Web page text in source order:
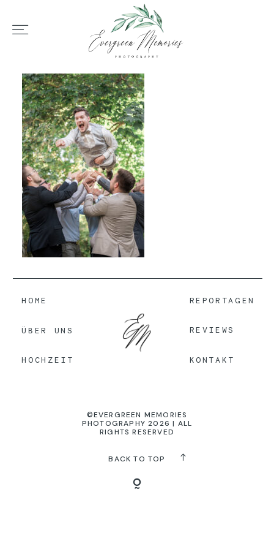
HOME
ÜBER UNS
HOCHZEIT
REPORTAGEN
REVIEWS
KONTAKT
©EVERGREEN MEMORIES
PHOTOGRAPHY 2026 | ALL
RIGHTS RESERVED
BACK TO TOP
HOME
ÜBER UNS
HOCHZEIT
REPORTAGEN